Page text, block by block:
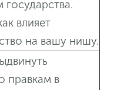
влияет
на вашу нишу.
правкам в